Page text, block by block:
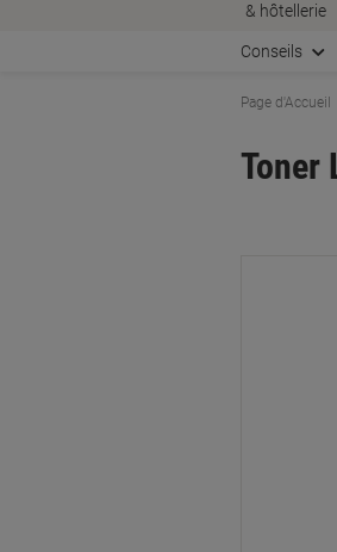
& hôtellerie
Conseils
Page d'Accueil
Toner